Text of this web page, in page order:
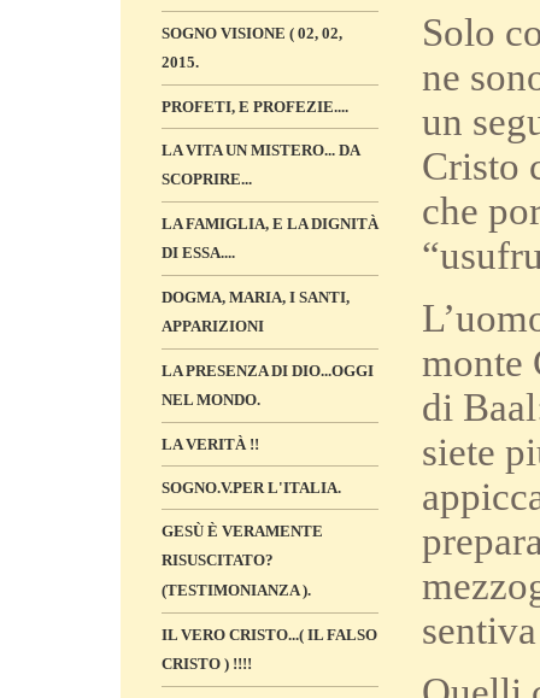
SOGNO VISIONE ( 02, 02,
2015.
PROFETI, E PROFEZIE....
LA VITA UN MISTERO... DA
SCOPRIRE...
LA FAMIGLIA, E LA DIGNITÀ
DI ESSA....
DOGMA, MARIA, I SANTI,
APPARIZIONI
LA PRESENZA DI DIO...OGGI
NEL MONDO.
LA VERITÀ !!
SOGNO.V.PER L'ITALIA.
GESÙ È VERAMENTE
RISUSCITATO?
(TESTIMONIANZA ).
IL VERO CRISTO...( IL FALSO
CRISTO ) !!!!
Solo
ne
un
Cristo
che
monte
di
siete